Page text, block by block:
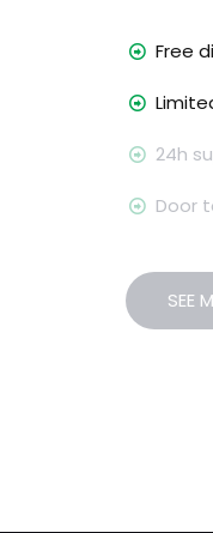
Free
24h
Door
SEE